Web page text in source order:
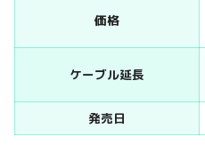
価格
ケーブル延長
発売日